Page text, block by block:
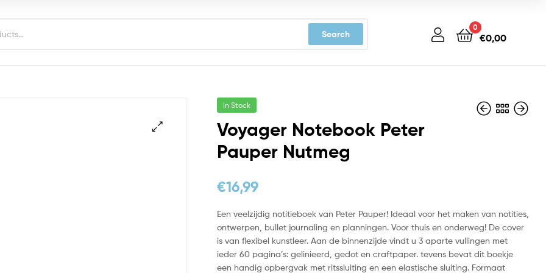
Search
0
€0,00
In Stock
Voyager Notebook Peter
Pauper Nutmeg
€16,99
Een veelzijdig notitieboek van Peter Pauper! Ideaal voor het maken van notities,
ontwerpen, bullet journaling en planningen. Voor thuis en onderweg! De cover
is van flexibel kunstleer. Aan de binnenzijde vindt u 3 aparte vullingen met
ieder 60 pagina’s: gelinieerd, gedot en craftpaper. tevens bevat dit boekje
een handig opbergvak met ritssluiting en een elastische sluiting. Formaat